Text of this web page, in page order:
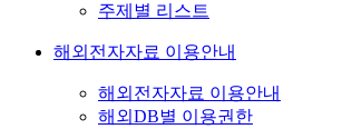
주제별 리스트
해외전자자료 이용안내
해외전자자료 이용안내
해외DB별 이용권한